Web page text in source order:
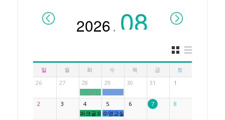
.
일 월 화 수 목 금
토
26
27
28
파크골프교실 행복스윙
29
수영교실 아쿠아키즈
30 31 1
2 3
4
파크골프교실 행복스윙
5
수영교실 아쿠아키즈
6 7 8